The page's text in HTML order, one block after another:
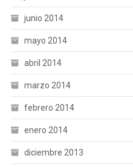
junio 2014
mayo 2014
abril 2014
marzo 2014
febrero 2014
enero 2014
diciembre 2013